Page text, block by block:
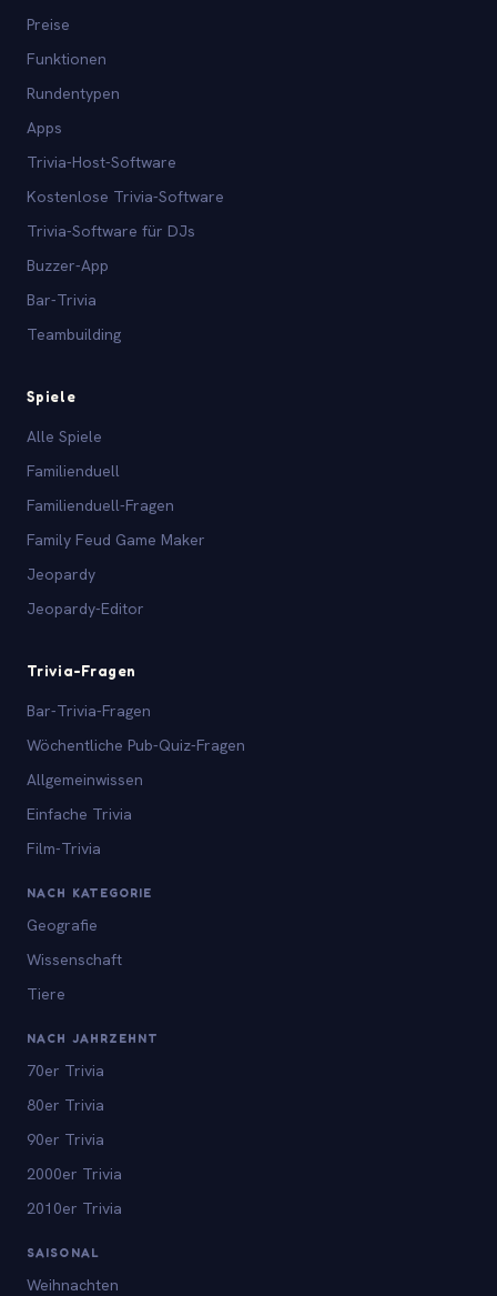
Preise
Funktionen
Rundentypen
Apps
Trivia-Host-Software
Kostenlose Trivia-Software
Trivia-Software für DJs
Buzzer-App
Bar-Trivia
Teambuilding
Spiele
Alle Spiele
Familienduell
Familienduell-Fragen
Family Feud Game Maker
Jeopardy
Jeopardy-Editor
Trivia-Fragen
Bar-Trivia-Fragen
Wöchentliche Pub-Quiz-Fragen
Allgemeinwissen
Einfache Trivia
Film-Trivia
NACH KATEGORIE
Geografie
Wissenschaft
Tiere
NACH JAHRZEHNT
70er Trivia
80er Trivia
90er Trivia
2000er Trivia
2010er Trivia
SAISONAL
Weihnachten